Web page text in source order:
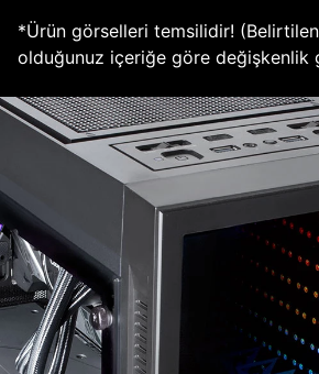
*Ürün görselleri temsilidir! (Belirtilen
olduğunuz içeriğe göre değişkenlik